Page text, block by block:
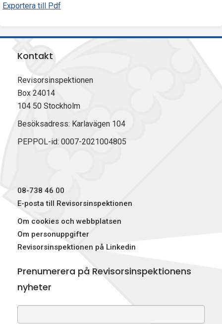
n
e
Exportera till Pdf
Kontakt
Revisorsinspektionen
Box 24014
104 50 Stockholm
Besöksadress: Karlavägen 104
PEPPOL-id: 0007-2021004805
08-738 46 00
E-posta till Revisorsinspektionen
Om cookies och webbplatsen
Om personuppgifter
Revisorsinspektionen på Linkedin
Prenumerera på Revisorsinspektionens
nyheter